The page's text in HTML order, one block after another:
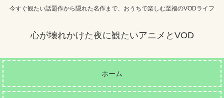
今すぐ観たい話題作から隠れた名作まで、おうちで楽しむ至福のVODライフ
心が壊れかけた夜に観たいアニメとVOD
ホーム